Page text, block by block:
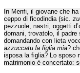
In Menfi, il giovane che
ceppo di ficodindia (sic.
pezzuole, nastri, oggetti
domani, trovatolo, il
domandando con lieta
azzuccatu la figlia mia?
isposa la figlia? Lo sposo
matrimonio è concertato: